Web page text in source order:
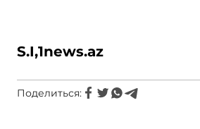
S.I,1news.az
Поделиться: